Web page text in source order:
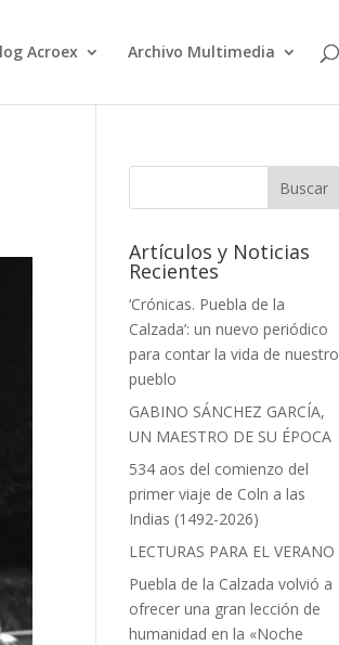
Acroex Archivo Multimedia
Artículos y Noticias
Recientes
‘Crónicas. Puebla de la
Calzada’: un nuevo periódico
para contar la vida de nuestro
pueblo
GABINO SÁNCHEZ GARCÍA,
UN MAESTRO DE SU ÉPOCA
534 aos del comienzo del
primer viaje de Coln a las
Indias (1492-2026)
LECTURAS PARA EL VERANO
Puebla de la Calzada volvió a
ofrecer una gran lección de
humanidad en la «Noche